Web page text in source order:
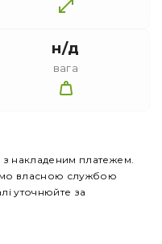
н/д
вага
з накладеним платежем.
власною службою
уточнюйте за